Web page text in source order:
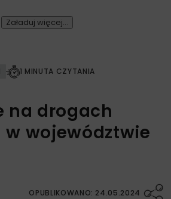
Załaduj więcej...
1 MINUTA CZYTANIA
na drogach
województwie
OPUBLIKOWANO: 24.05.2024